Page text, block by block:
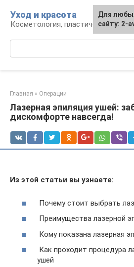
контенту
Уход и красота
Косметология, пластическая
Главная » Операции
Лазерная эпиляция ушей:
дискомфорте навсегда!
Из этой статьи вы узнаете:
Почему стоит выбрать
Преимущества лазерной
Кому показана лазерная
Как проходит процедура
ушей
Для
сайту: 2-